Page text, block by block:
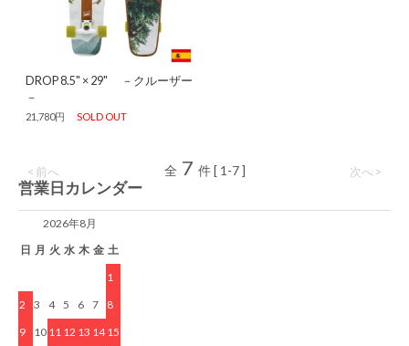
DROP 8.5" × 29" －クルーザー
－
21,780円 SOLD OUT
< 前へ 次へ >
全 7 件 [ 1-7 ]
営業日カレンダー
2026年8月
日 月 火 水 木 金 土
1
2
3 4 5 6 7
8
9
10 11 12 13 14 15